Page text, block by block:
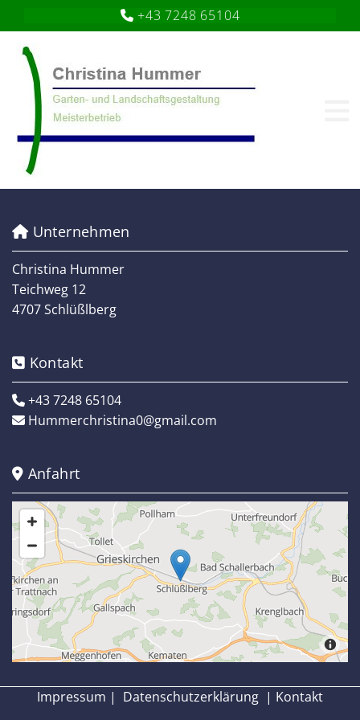
 +43 7248 65104
Unternehmen
Christina Hummer
Teichweg 12
4707 Schlüßlberg
 Kontakt
 +43 7248 65104
 Hummerchristina0@gmail.com
 Anfahrt
Impressum | Datenschutzerklärung | Kontakt